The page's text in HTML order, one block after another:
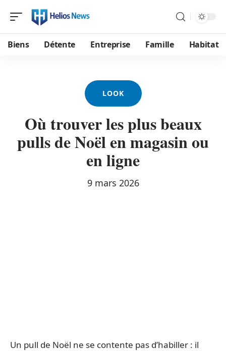
Biens Détente Entreprise Famille Habitat
LOOK
Où trouver les plus beaux
pulls de Noël en magasin ou
en ligne
9 mars 2026
Un pull de Noël ne se contente pas d’habiller : il